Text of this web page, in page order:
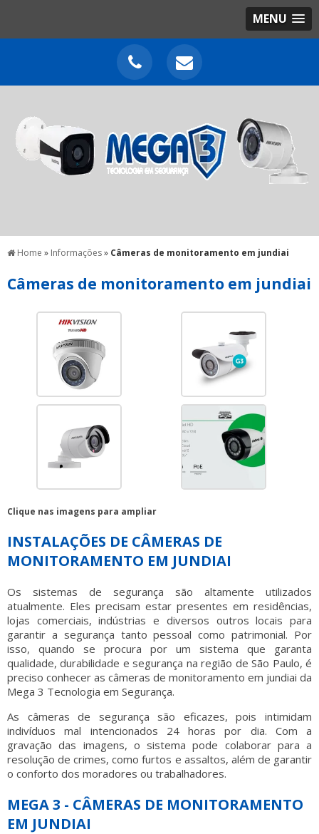
MENU
Home » Informações» Câmeras de monitoramento em jundiai
Câmeras de monitoramento em jundiai
Clique nas imagens para ampliar
INSTALAÇÕES DE CÂMERAS DE
MONITORAMENTO EM JUNDIAI
Os sistemas de segurança são altamente utilizados
atualmente. Eles precisam estar presentes em residências,
lojas comerciais, indústrias e diversos outros locais para
garantir a segurança tanto pessoal como patrimonial. Por
isso, quando se procura por um sistema que garanta
qualidade, durabilidade e segurança na região de São Paulo, é
preciso conhecer as câmeras de monitoramento em jundiai da
Mega 3 Tecnologia em Segurança.
As câmeras de segurança são eficazes, pois intimidam
indivíduos mal intencionados 24 horas por dia. Com a
gravação das imagens, o sistema pode colaborar para a
resolução de crimes, como furtos e assaltos, além de garantir
o conforto dos moradores ou trabalhadores.
MEGA 3 - CÂMERAS DE MONITORAMENTO
EM JUNDIAI